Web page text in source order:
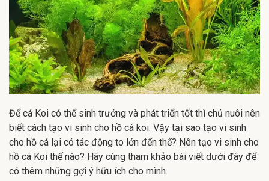
Để cá Koi có thể sinh trưởng và phát triển tốt thì chủ nuôi nên
biết cách tạo vi sinh cho hồ cá koi. Vậy tại sao tạo vi sinh
cho hồ cá lại có tác động to lớn đến thế? Nên tạo vi sinh cho
hồ cá Koi thế nào? Hãy cùng tham khảo bài viết dưới đây để
có thêm những gợi ý hữu ích cho mình.